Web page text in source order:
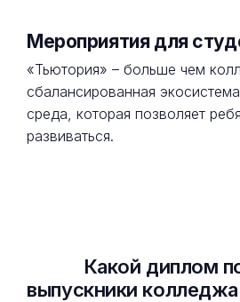
Мероприятия для
«Тьютория» – больше чем
сбалансированная
среда, которая позволяет
развиваться.
Какой диплом
выпускники